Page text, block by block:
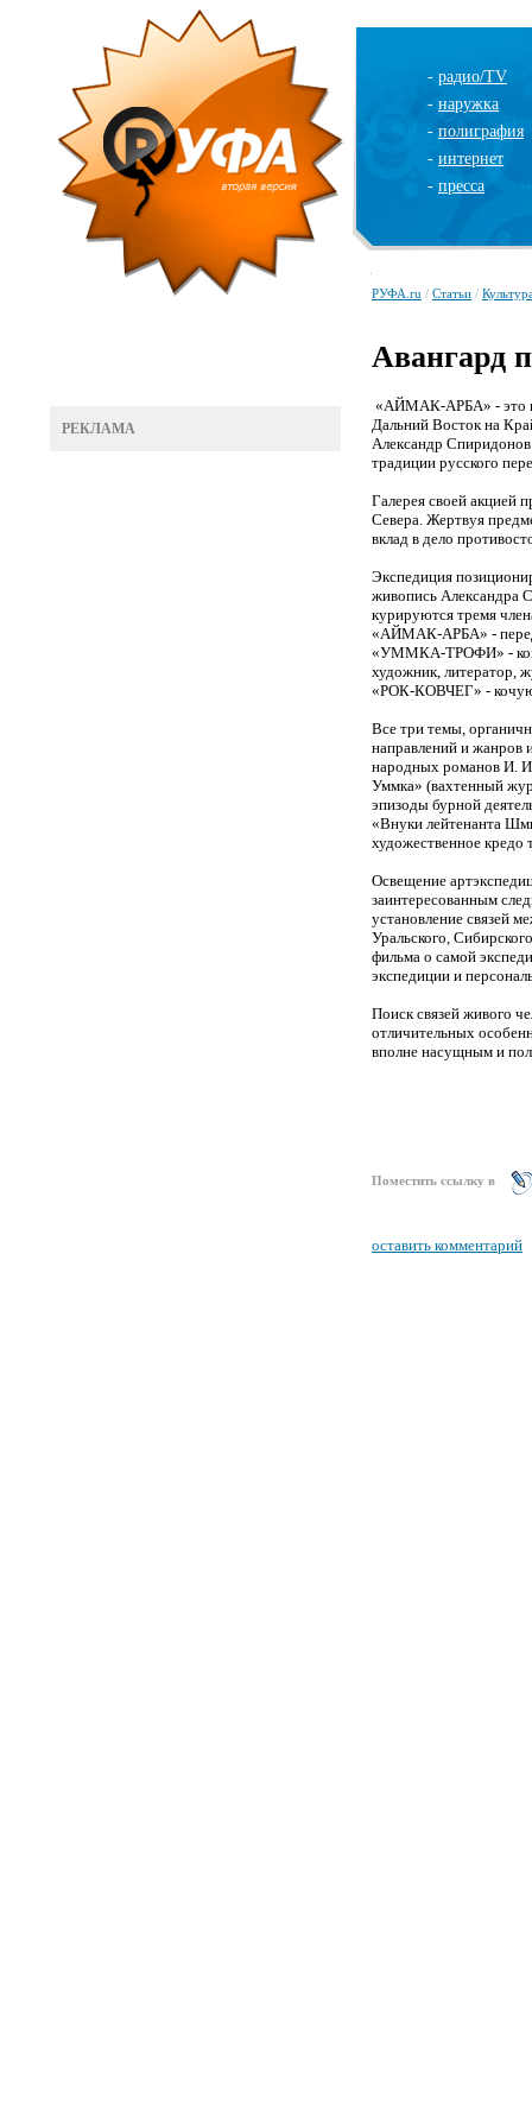
- радио/TV
- наружка
- полиграфия
- интернет
- пресса
РЕКЛАМА
РУФА.ru / Статьи /
Авангард
«АЙМАК-АРБА» - это
Дальний Восток на
Александр
традиции русского
Галерея своей акцией
Севера. Жертвуя
вклад в дело
Экспедиция
живопись Александра
курируются тремя
«АЙМАК-АРБА» -
«УММКА-ТРОФИ» -
художник, литератор,
«РОК-КОВЧЕГ» -
Все три темы,
направлений и жанров
народных романов И.
Уммка» (вахтенный
эпизоды бурной
«Внуки лейтенанта
художественное кредо
Освещение
заинтересованным
установление связей
Уральского,
фильма о самой
экспедиции и
Поиск связей живого
отличительных
вполне насущным и
Поместить ссылку в
оставить комментарий